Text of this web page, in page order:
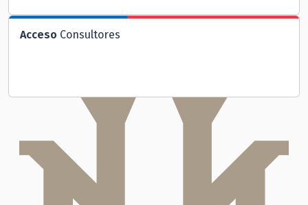
Acceso Consultores